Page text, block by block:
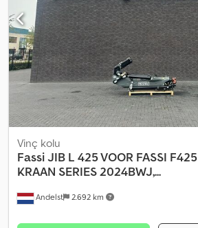
Andelst 2.692 km
Vinç kolu
FassiJIB L 425 VOOR FASSI F425
KRAAN SERIES 2024BWJ,...